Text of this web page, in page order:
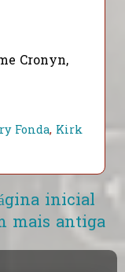
Cronyn,
Fonda, Kirk
mais antiga
inicial